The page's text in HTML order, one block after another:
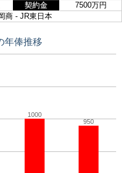
契約金
7500万円
商 - JR東日本
年俸推移
1000
950